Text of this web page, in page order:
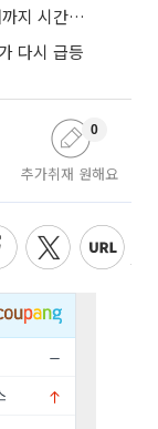
일본 강진 사망자 28명⋯TSMC "생산 재개까지 시간 필요해"
다시 급등
추가취재 원해요
0